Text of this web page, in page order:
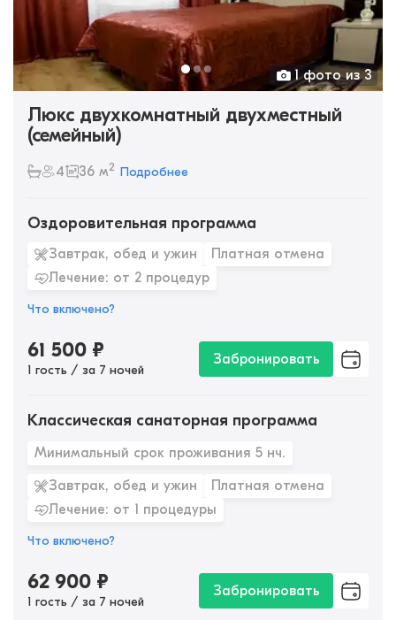
1 фото из 3
Люкс двухкомнатный двухместный
(семейный)
4 36 м2 Подробнее
Оздоровительная программа
Завтрак, обед и ужин
Платная отмена
Лечение: от 2 процедур
Что включено?
61 500 ₽
1 гость / за 7 ночей
Забронировать
Классическая санаторная программа
Минимальный срок проживания 5 нч.
Завтрак, обед и ужин
Платная отмена
Лечение: от 1 процедуры
Что включено?
62 900 ₽
1 гость / за 7 ночей
Забронировать